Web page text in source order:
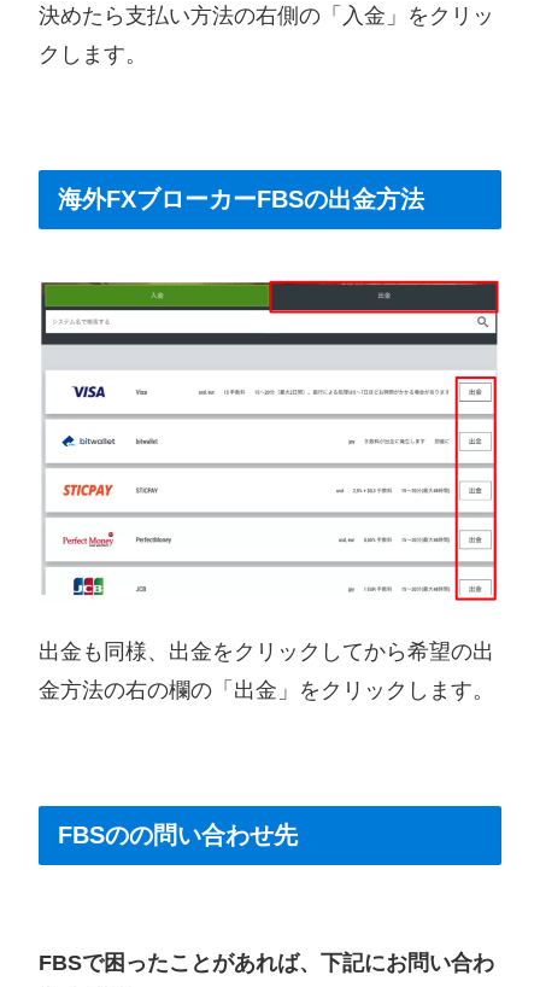
決めたら支払い方法の右側の「入金」をクリッ
クします。
海外FXブローカーFBSの出金方法
出金も同様、出金をクリックしてから希望の出
金方法の右の欄の「出金」をクリックします。
FBSのの問い合わせ先
FBSで困ったことがあれば、下記にお問い合わ